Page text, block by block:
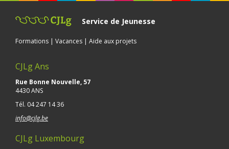
Service de Jeunesse
Formations | Vacances | Aide aux projets
CJLg Ans
Rue Bonne Nouvelle, 57
4430 ANS
Tél. 04 247 14 36
info@cjlg.be
CJLg Luxembourg